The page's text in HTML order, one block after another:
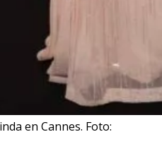
en Cannes. Foto: